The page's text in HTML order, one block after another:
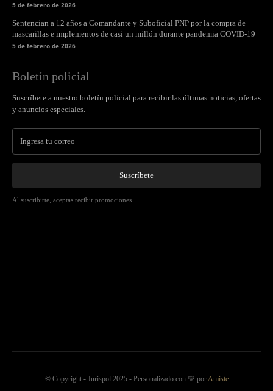
5 de febrero de 2026
Sentencian a 12 años a Comandante y Suboficial PNP por la compra de
mascarillas e implementos de casi un millón durante pandemia COVID-19
5 de febrero de 2026
Boletín policial
Suscríbete a nuestro boletín policial para recibir las últimas noticias, ofertas
y anuncios especiales.
Suscríbete
Al suscribirte, aceptas recibir promociones.
© Copyright - Jurispol 2025 - Personalizado con 💛 por Amiste